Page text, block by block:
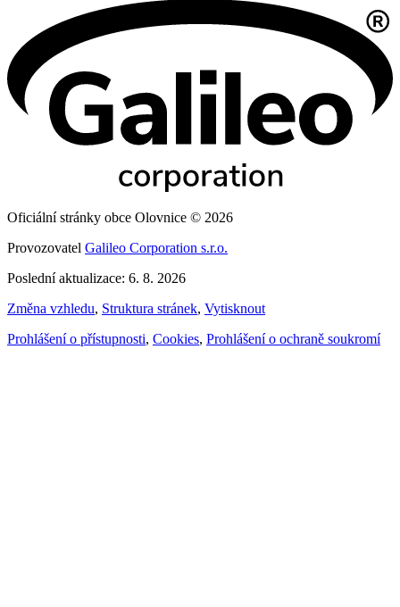
Oficiální stránky obce Olovnice © 2026
Provozovatel Galileo Corporation s.r.o.
Poslední aktualizace: 6. 8. 2026
Změna vzhledu, Struktura stránek, Vytisknout
Prohlášení o přístupnosti, Cookies, Prohlášení o ochraně soukromí